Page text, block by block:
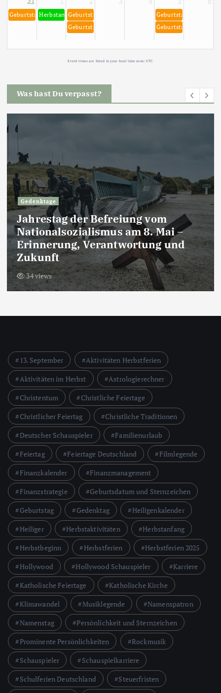
Geburtstag von Richard Gere 31. August 1949
Herbstanfang meteorologisch am 01. September
Geburtstag von Keanu Reeves 2. September 1964
Geburtstag von Robert Habeck 2. September 1969
Geburtstag von Dieter
Geburtstag von
Event times are listed in your local time zone:UTC
Was hast Du verpasst?
Blog
Geschenkideen zum Jahrestag:
Kreative Vorschläge für den
besonderen Tag
40 views
13. September
Aktivitäten Herbstferien
Aktivitäten im Herbst
Astrologierechner
Christentum
Christliche Feiertage
Christlicher Feiertag
Christliche Traditionen
Deutscher Schauspieler
Familienurlaub
Feiertag
Feiertage Deutschland
Filmlegende
Finanzkalender
Finanzmanagement
Finanzstrategie
Geburtsdatum und Sternzeichen
Geburtstag
Gedenktag
Heiligenkalender
Heiliger
Herbstaktivitäten
Herbstanfang
Herbstbeginn
Herbstferien
Herbstferien 2025
Hollywood
Hollywood Schauspieler
Karriere
Katholische Feiertage
Katholische Kirche
Klimawandel
Musiklegende
Namenspatron
Namenstag
Persönlichkeit und Sternzeichen
Prominente Persönlichkeiten
Rockmusik
Schauspieler
Schauspielkarriere
Schulferien Deutschland
Steuerfristen